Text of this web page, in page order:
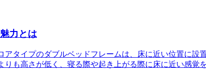
力とは
タイプのダブルベッドフレームは、床に近い位置に設
りも高さが低く、寝る際や起き上がる際に床に近い感覚